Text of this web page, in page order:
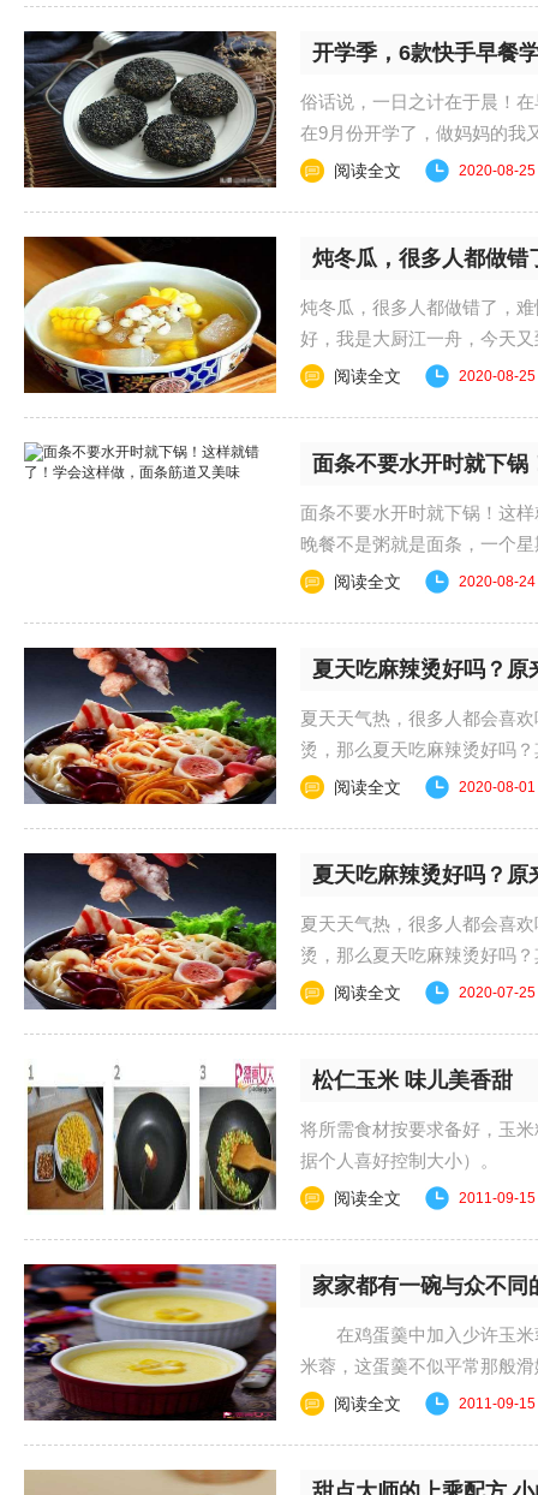
开学季，6款快手早餐
俗话说，一日之计在于晨！
在9月份开学了，做妈妈的我
给大家推荐6款营养......
阅读全文 2020-08-25
炖冬瓜，很多人都做错
炖冬瓜，很多人都做错了，
好，我是大厨江一舟，今天
秋后天气渐渐转凉，......
阅读全文 2020-08-25
面条不要水开时就下
面条不要水开时就下锅！这
晚餐不是粥就是面条，一个
来简单又快速，家人......
阅读全文 2020-08-24
夏天吃麻辣烫好吗？
夏天天气热，很多人都会喜
烫，那么夏天吃麻辣烫好吗
跟着小编一起来看看吧......
阅读全文 2020-08-01
夏天吃麻辣烫好吗？
夏天天气热，很多人都会喜
烫，那么夏天吃麻辣烫好吗
跟着小编一起来看看吧......
阅读全文 2020-07-25
松仁玉米 味儿美香甜
将所需食材按要求备好，玉
据个人喜好控制大小）。
油做，因为我用不......
阅读全文 2011-09-15
家家都有一碗与众不同
在鸡蛋羹中加入少许玉米
米蓉，这蛋羹不似平常那般
而且口口饱含着玉米......
阅读全文 2011-09-15